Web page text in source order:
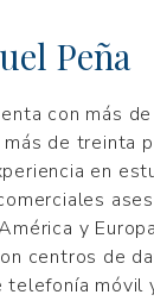
Peña
con más
de treinta
en
y
centros de
telefonía móvil